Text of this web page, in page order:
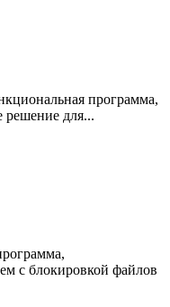
программа,
решение для...
с блокировкой файлов